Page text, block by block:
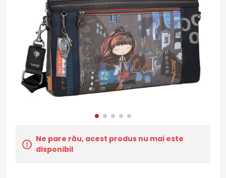
Ne pare rău, acest produs nu mai este
disponibil